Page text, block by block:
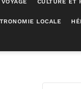
CULTURE ET
LOCALE
à venir